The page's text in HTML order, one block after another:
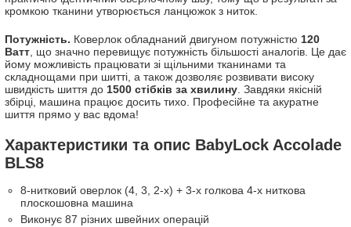
кромкою тканини утворюється ланцюжок з ниток.
Потужність. Коверлок обладнаний двигуном потужністю 120
Ватт , що значно перевищує потужність більшості аналогів. Це дає
йому можливість працювати зі щільними тканинами та
складнощами при шитті, а також дозволяє розвивати високу
швидкість шиття до 1500 стібків за хвилину . Завдяки якісній
збірці, машина працює досить тихо. Професійне та акуратне
шиття прямо у вас вдома!
Характеристики та опис BabyLock Accolade
BLS8
8-нитковий оверлок (4, 3, 2-x) + 3-х голкова 4-х ниткова
плоскошовна машина
Виконує 87 різних швейних операцій